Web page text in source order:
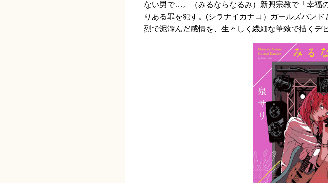
ない男で…。（みるならなるみ）新興宗教で「幸福
りある罪を犯す。(シラナイカナコ）ガールズバン
烈で泥濘んだ感情を、生々しく繊細な筆致で描くデ